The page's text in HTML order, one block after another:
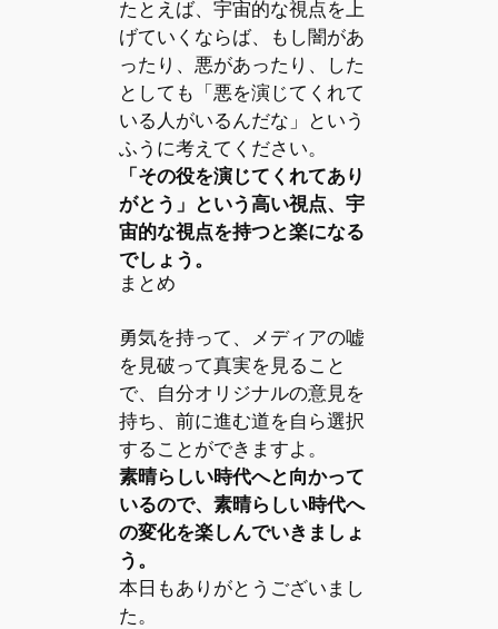
たとえば、宇宙的な視点を上
げていくならば、もし闇があ
ったり、悪があったり、した
としても「悪を演じてくれて
いる人がいるんだな」という
ふうに考えてください。
「その役を演じてくれてあり
がとう」という高い視点、宇
宙的な視点を持つと楽になる
でしょう。
まとめ
勇気を持って、メディアの嘘
を見破って真実を見ること
で、自分オリジナルの意見を
持ち、前に進む道を自ら選択
することができますよ。
素晴らしい時代へと向かって
いるので、素晴らしい時代へ
の変化を楽しんでいきましょ
う。
本日もありがとうございまし
た。